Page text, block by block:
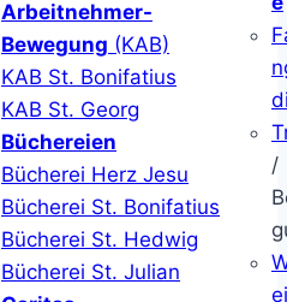
Arbeitnehmer-
Bewegung (KAB)
KAB St. Bonifatius
KAB St. Georg
Büchereien
Bücherei Herz Jesu
Bücherei St. Bonifatius
Bücherei St. Hedwig
Bücherei St. Julian
/